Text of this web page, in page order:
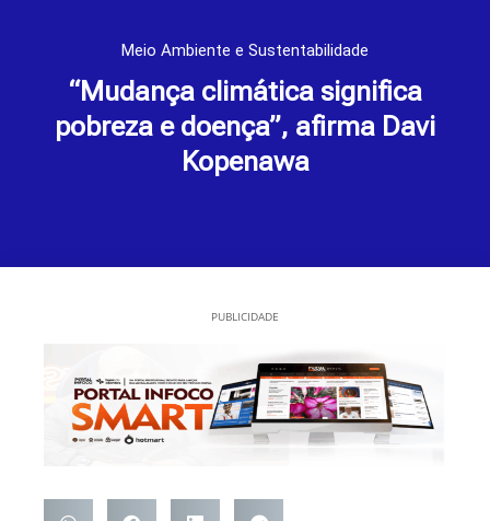
Meio Ambiente e Sustentabilidade
“Mudança climática significa
pobreza e doença”, afirma Davi
Kopenawa
PUBLICIDADE